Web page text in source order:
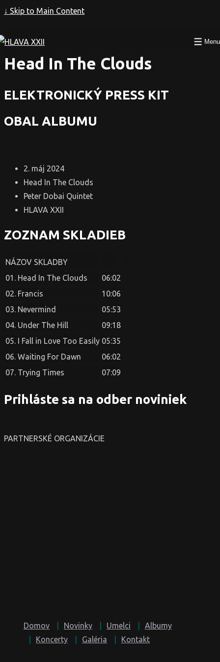
↓ Skip to Main Content
Menu
Head In The Clouds
ELEKTRONICKÝ PRESS KIT
OBAL ALBUMU
2. máj 2024
Head In The Clouds
Peter Dobai Quintet
HLAVA XXII
ZOZNAM SKLADIEB
NÁZOV SKLADBY
01. Head In The Clouds
06:02
02. Francis
10:06
03. Nevermind
05:53
04. Under The Hill
09:18
05. I Fall in Love Too Easily 05:35
06. Waiting For Dawn
06:02
07. Trying Times
07:09
Prihláste sa na odber noviniek
PARTNERSKÉ ORGANIZÁCIE
Domov Novinky Umelci
Albumy
Koncerty
Galéria Kontakt